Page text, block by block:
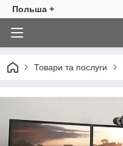
Польша +
Товари та послуги